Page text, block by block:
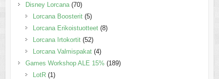
Disney Lorcana (70)
Lorcana Boosterit (5)
Lorcana Erikoistuotteet (8)
Lorcana Irtokortit (52)
Lorcana Valmispakat (4)
Games Workshop ALE 15% (189)
LotR (1)